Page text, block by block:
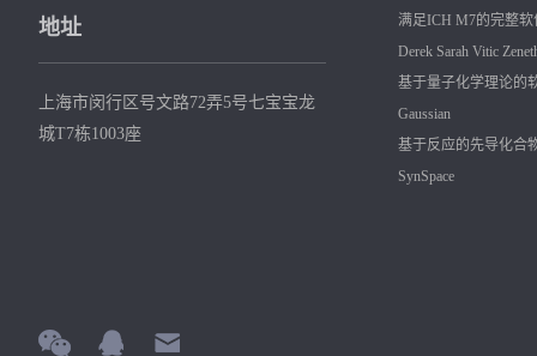
地址
上海市闵行区号文路72弄5号七宝宝龙
城T7栋1003座
满足ICH M7的完整
Derek Sarah Vitic
基于量子化学理论的
Gaussian
基于反应的先导化合
SynSpace